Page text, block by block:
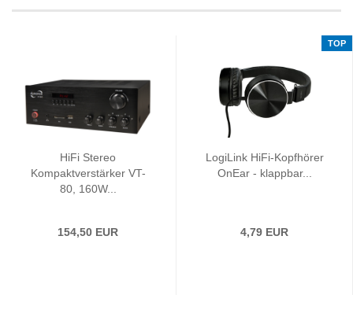
HiFi Stereo
Kompaktverstärker VT-
80, 160W...
154,50 EUR
TOP
LogiLink HiFi-Kopfhörer
OnEar - klappbar...
4,79 EUR